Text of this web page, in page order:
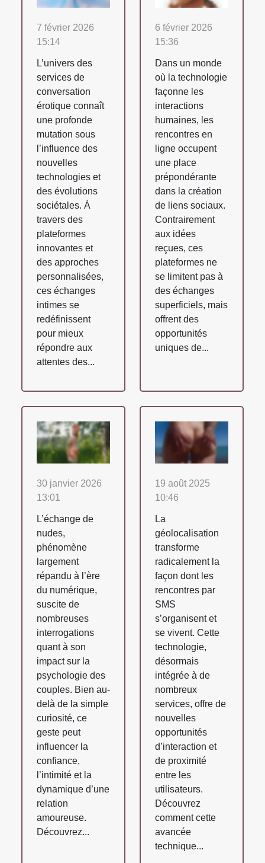
7 février 2026
15:14
L’univers des
services de
conversation
érotique connaît
une profonde
mutation sous
l’influence des
nouvelles
technologies et
des évolutions
sociétales. À
travers des
plateformes
innovantes et
des approches
personnalisées,
ces échanges
intimes se
redéfinissent
pour mieux
répondre aux
attentes des...
6 février 2026
15:36
Dans un monde
où la technologie
façonne les
interactions
humaines, les
rencontres en
ligne occupent
une place
prépondérante
dans la création
de liens sociaux.
Contrairement
aux idées
reçues, ces
plateformes ne
se limitent pas à
des échanges
superficiels, mais
offrent des
opportunités
uniques de...
30 janvier 2026
13:01
L’échange de
nudes,
phénomène
largement
répandu à l’ère
du numérique,
suscite de
nombreuses
interrogations
quant à son
impact sur la
psychologie des
couples. Bien au-
delà de la simple
curiosité, ce
geste peut
influencer la
confiance,
l’intimité et la
dynamique d’une
relation
amoureuse.
Découvrez...
19 août 2025
10:46
La
géolocalisation
transforme
radicalement la
façon dont les
rencontres par
SMS
s’organisent et
se vivent. Cette
technologie,
désormais
intégrée à de
nombreux
services, offre de
nouvelles
opportunités
d’interaction et
de proximité
entre les
utilisateurs.
Découvrez
comment cette
avancée
technique...